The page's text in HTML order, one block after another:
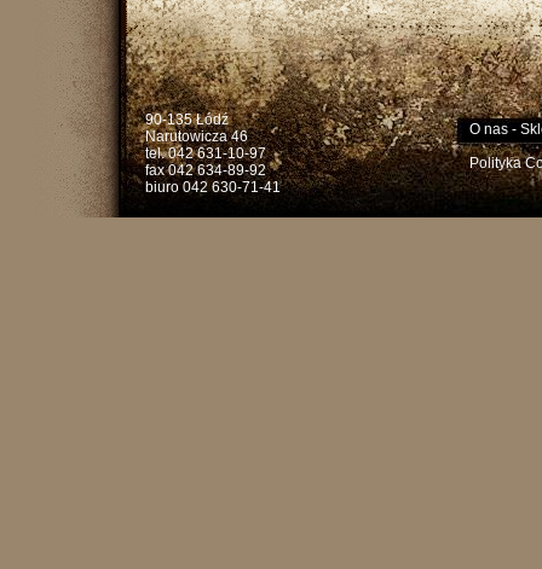
90-135 Łódź
Narutowicza 46
tel. 042 631-10-97
fax 042 634-89-92
biuro 042 630-71-41
O nas-
Polityka